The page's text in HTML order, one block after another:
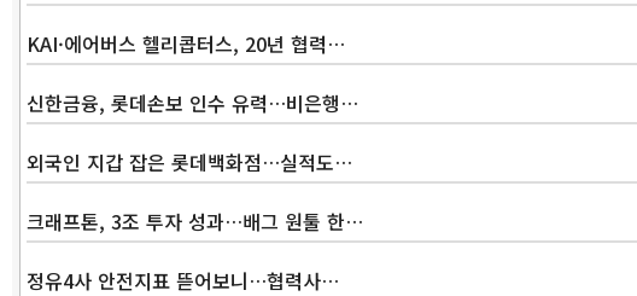
KAI·에어버스 헬리콥터스, 20년 협력…
신한금융, 롯데손보 인수 유력…비은행…
외국인 지갑 잡은 롯데백화점…실적도…
크래프톤, 3조 투자 성과…배그 원툴 한…
정유4사 안전지표 뜯어보니…협력사…